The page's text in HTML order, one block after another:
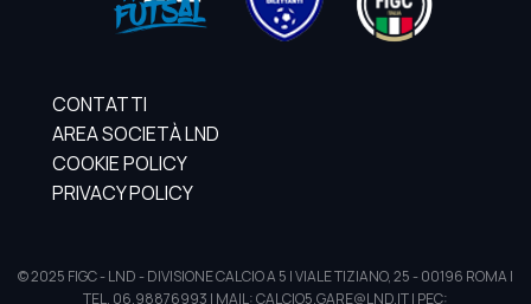
CONTATTI
AREA SOCIETÀ LND
COOKIE POLICY
PRIVACY POLICY
© 2025 FIGC - LND - DIVISIONE CALCIO A 5 | VIALE TIZIANO, 25 - 00196 ROMA |
TEL. 06.98876993 | MAIL: CALCIO5.GARE@LND.IT | PEC: